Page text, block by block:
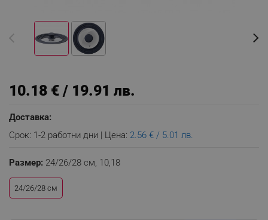
10.18 € / 19.91 лв.
Доставка:
Срок: 1-2 работни дни | Цена: 2.56 € / 5.01 лв.
Размер: 24/26/28 см, 10,18
24/26/28 см